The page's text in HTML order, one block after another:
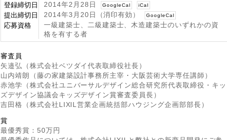
登録締切日
2014年2月28日 GoogleCal iCal
提出締切日 2014年3月20日（消印有効） GoogleCal
応募資格
一級建築士、二級建築士、木造建築士のいずれかの資
格を有する者
審査員
矢邉弘（株式会社ベツダイ代表取締役社長）
山内靖朗（藤の家建築設計事務所主宰・大阪芸術大学専任講師）
赤池学（株式会社ユニバーサルデザイン総合研究所代表取締役・キッ
ズデザイン協議会キッズデザイン賞審査委員長）
吉田格（株式会社LIXIL営業企画統括部ハウジング企画部部長）
賞
最優秀賞：50万円